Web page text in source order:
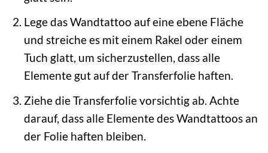
Lege das Wandtattoo auf eine ebene Fläche
und streiche es mit einem Rakel oder einem
Tuch glatt, um sicherzustellen, dass alle
Elemente gut auf der Transferfolie haften.
Ziehe die Transferfolie vorsichtig ab. Achte
darauf, dass alle Elemente des Wandtattoos an
der Folie haften bleiben.